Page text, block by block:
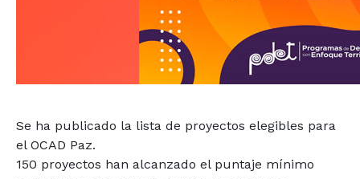
Se ha publicado la lista de proyectos elegibles para
el OCAD Paz.
150 proyectos han alcanzado el puntaje mínimo